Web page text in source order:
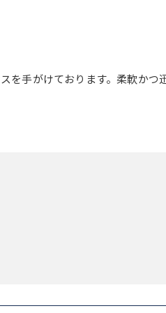
を手がけております。柔軟かつ